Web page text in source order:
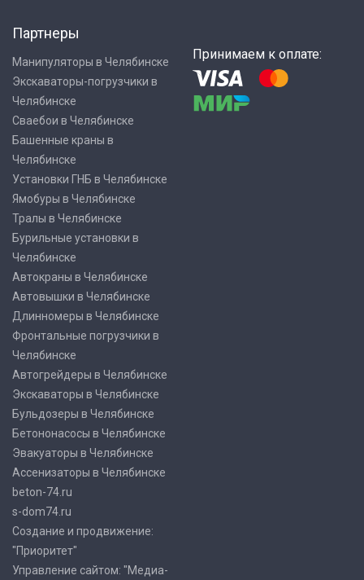
Партнеры
Манипуляторы в Челябинске
Экскаваторы-погрузчики в
Челябинске
Сваебои в Челябинске
Башенные краны в
Челябинске
Установки ГНБ в Челябинске
Ямобуры в Челябинске
Тралы в Челябинске
Бурильные установки в
Челябинске
Автокраны в Челябинске
Автовышки в Челябинске
Длинномеры в Челябинске
Фронтальные погрузчики в
Челябинске
Автогрейдеры в Челябинске
Экскаваторы в Челябинске
Бульдозеры в Челябинске
Бетононасосы в Челябинске
Эвакуаторы в Челябинске
Ассенизаторы в Челябинске
beton-74.ru
s-dom74.ru
Создание и продвижение:
"Приоритет"
Управление сайтом: "Медиа-
Принимаем к оплате: